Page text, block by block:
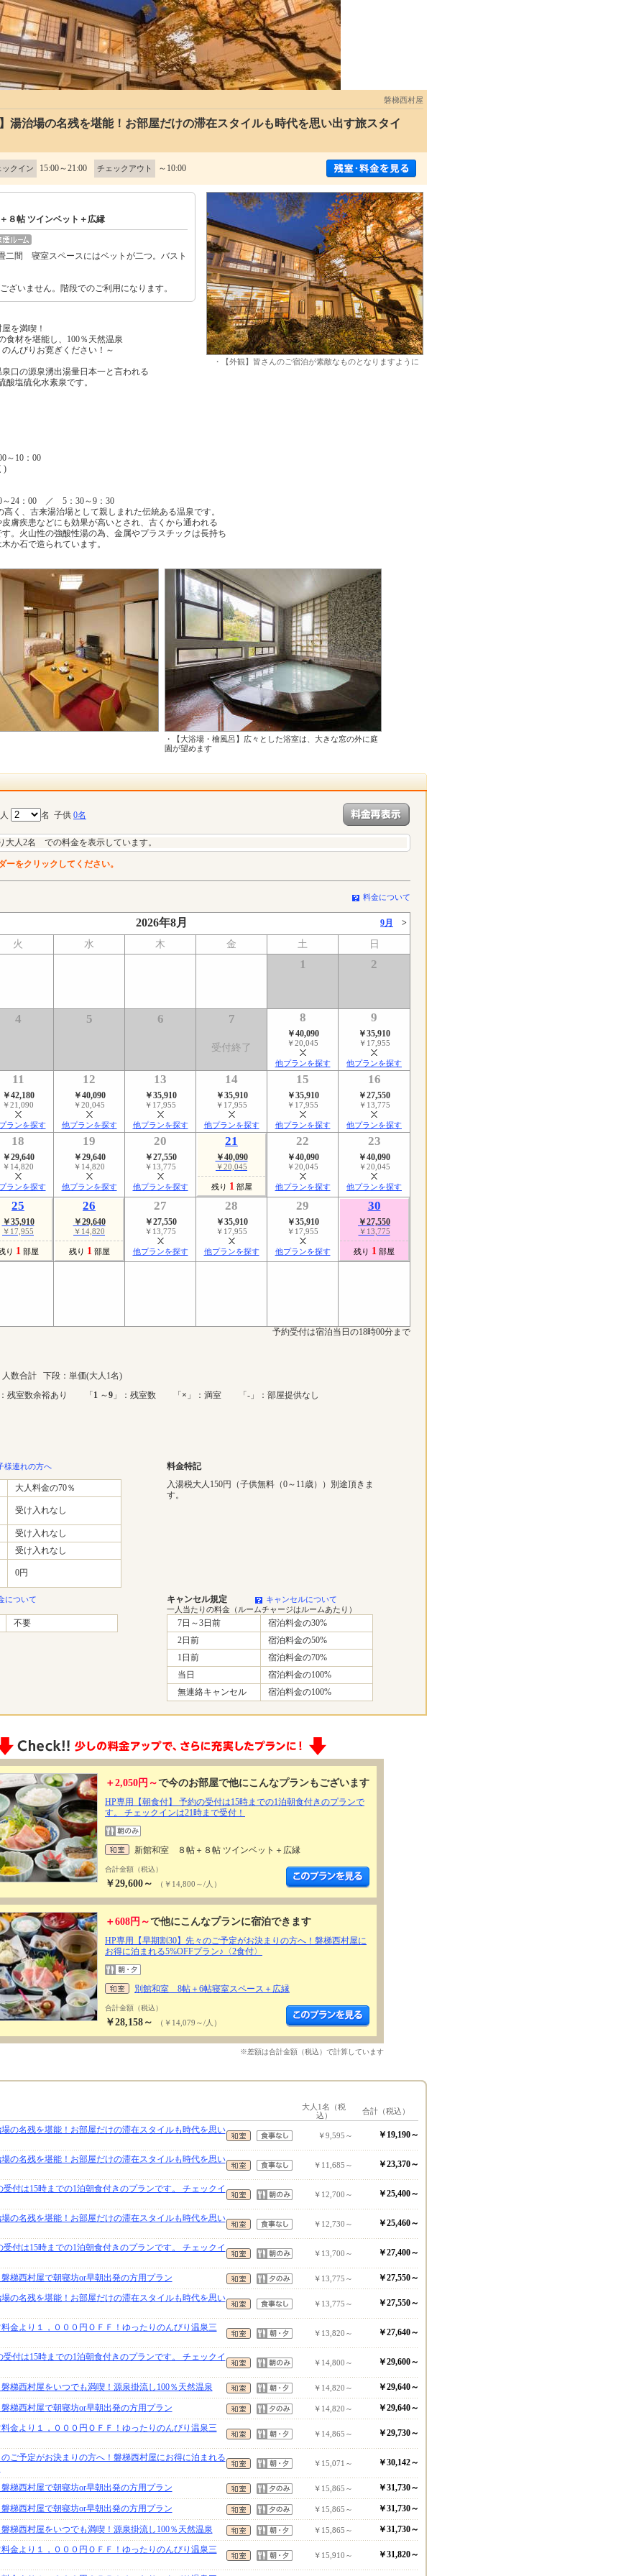
磐梯西村屋
湯治場の名残を堪能！お部屋だけの滞在スタイルも時代を思い出す旅スタイ
ックイン 15:00～21:00 チェックアウト ～10:00
帖 ツインベット＋広縁
二間 寝室スペースにはベットが二つ。バスト
ざいません。階段でのご利用になります。
・【外観】皆さんのご宿泊が素敵なものとなりますように
を満喫！
食材を堪能し、100％天然温泉
んびりお寛ぎください！～
口の源泉湧出湯量日本一と言われる
酸塩硫化水素泉です。
～10：00
)
24：00 ／ 5：30～9：30
く、古来湯治場として親しまれた伝統ある温泉です。
膚疾患などにも効果が高いとされ、古くから通われる
。火山性の強酸性湯の為、金属やプラスチックは長持ち
か石で造られています。
・【大浴場・檜風呂】広々とした浴室は、大きな窓の外に庭
園が望めます
名 子供 0名
大人2名 での料金を表示しています。
ーをクリックしてください。
料金について
2026年8月 9月 >
火 水 木 金 土 日
1 2
4 5 6 7
受付終了
8
￥40,090
￥20,045
他プランを探す
9
￥35,910
￥17,955
他プランを探す
11
￥42,180
￥21,090
ランを探す
12
￥40,090
￥20,045
他プランを探す
13
￥35,910
￥17,955
他プランを探す
14
￥35,910
￥17,955
他プランを探す
15
￥35,910
￥17,955
他プランを探す
16
￥27,550
￥13,775
他プランを探す
18
￥29,640
￥14,820
ランを探す
19
￥29,640
￥14,820
他プランを探す
20
￥27,550
￥13,775
他プランを探す
21
￥40,090
￥20,045
残り 1 部屋
22
￥40,090
￥20,045
他プランを探す
23
￥40,090
￥20,045
他プランを探す
25
￥35,910
￥17,955
り 1 部屋
26
￥29,640
￥14,820
残り 1 部屋
27
￥27,550
￥13,775
他プランを探す
28
￥35,910
￥17,955
他プランを探す
29
￥35,910
￥17,955
他プランを探す
30
￥27,550
￥13,775
残り 1 部屋
予約受付は宿泊当日の18時00分まで
人数合計 下段：単価(大人1名)
残室数余裕あり 「1 ～9 」：残室数 「× 」：満室 「-」：部屋提供なし
様連れの方へ 料金特記
大人料金の70％
受け入れなし
受け入れなし
受け入れなし
0円
入湯税大人150円（子供無料（0～11歳））別途頂きま
す。
について キャンセル規定
キャンセルについて
一人当たりの料金（ルームチャージはルームあたり）
不要 7日～3日前
宿泊料金の30%
2日前
宿泊料金の50%
1日前
宿泊料金の70%
当日
宿泊料金の100%
無連絡キャンセル
宿泊料金の100%
＋2,050円～で今のお部屋で他にこんなプランもございます
HP専用【朝食付】 予約の受付は15時までの1泊朝食付きのプランで
す。 チェックインは21時まで受付！
新館和室 ８帖＋８帖 ツインベット＋広縁
合計金額（税込）
￥29,600～ （￥14,800～/人）
＋608円～で他にこんなプランに宿泊できます
HP専用【早期割30】先々のご予定がお決まりの方へ！磐梯西村屋に
お得に泊まれる5%OFFプラン♪〈2食付〉
別館和室 8帖＋6帖寝室スペース＋広縁
合計金額（税込）
￥28,158～ （￥14,079～/人）
※差額は合計金額（税込）で計算しています
大人1名（税
込）
合計（税込）
の名残を堪能！お部屋だけの滞在スタイルも時代を思い
￥9,595～ ￥19,190～
の名残を堪能！お部屋だけの滞在スタイルも時代を思い
￥11,685～ ￥23,370～
付は15時までの1泊朝食付きのプランです。 チェックイ
￥12,700～ ￥25,400～
の名残を堪能！お部屋だけの滞在スタイルも時代を思い
￥12,730～ ￥25,460～
付は15時までの1泊朝食付きのプランです。 チェックイ
￥13,700～ ￥27,400～
梯西村屋で朝寝坊or早朝出発の方用プラン ￥13,775～
￥27,550～
の名残を堪能！お部屋だけの滞在スタイルも時代を思い
￥13,775～ ￥27,550～
金より１，０００円ＯＦＦ！ゆったりのんびり温泉三
￥13,820～ ￥27,640～
付は15時までの1泊朝食付きのプランです。 チェックイ
￥14,800～ ￥29,600～
梯西村屋をいつでも満喫！源泉掛流し100％天然温泉 ￥14,820～ ￥29,640～
梯西村屋で朝寝坊or早朝出発の方用プラン ￥14,820～
￥29,640～
金より１，０００円ＯＦＦ！ゆったりのんびり温泉三
￥14,865～ ￥29,730～
ご予定がお決まりの方へ！磐梯西村屋にお得に泊まれる
￥15,071～ ￥30,142～
梯西村屋で朝寝坊or早朝出発の方用プラン ￥15,865～ ￥31,730～
梯西村屋で朝寝坊or早朝出発の方用プラン ￥15,865～ ￥31,730～
梯西村屋をいつでも満喫！源泉掛流し100％天然温泉 ￥15,865～
￥31,730～
金より１，０００円ＯＦＦ！ゆったりのんびり温泉三
￥15,910～ ￥31,820～